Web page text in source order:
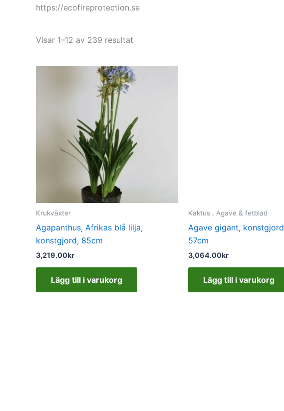
https://ecofireprotection.se
Visar 1–12 av 239 resultat
Krukväxter
Agapanthus, Afrikas blå lilja,
konstgjord, 85cm
3,219.00kr
Lägg till i varukorg
Kaktus , Agave & fetblad
Agave gigant,
57cm
3,064.00kr
Lägg till i varukorg